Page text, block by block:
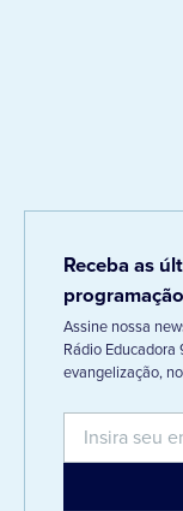
Receba as
Assine nossa
Rádio
evangelização,